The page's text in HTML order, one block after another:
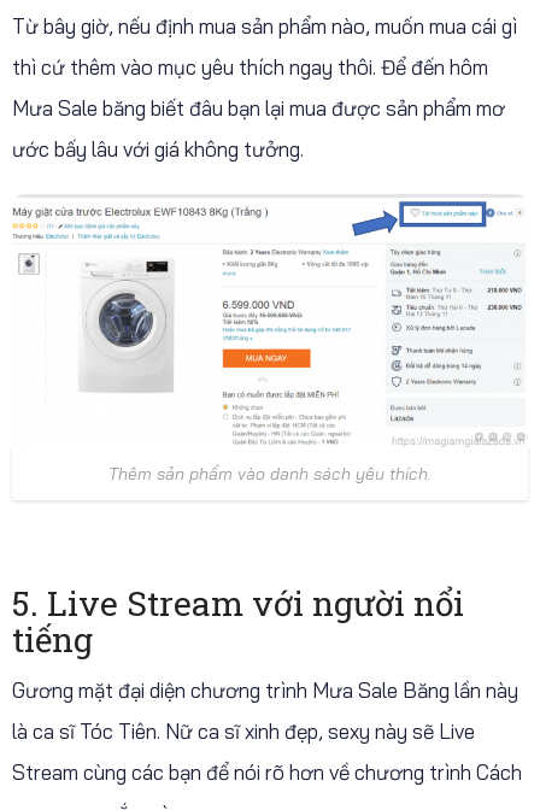
Từ bây giờ, nếu định mua sản phẩm nào, muốn mua cái gì
thì cứ thêm vào mục yêu thích ngay thôi. Để đến hôm
Mưa Sale băng biết đâu bạn lại mua được sản phẩm mơ
ước bấy lâu với giá không tưởng.
Thêm sản phẩm vào danh sách yêu thích.
5. Live Stream với người nổi
tiếng
Gương mặt đại diện chương trình Mưa Sale Băng lần này
là ca sĩ Tóc Tiên. Nữ ca sĩ xinh đẹp, sexy này sẽ Live
Stream cùng các bạn để nói rõ hơn về chương trình Cách